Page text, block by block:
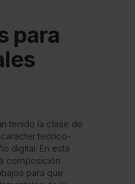
para
tenido la clase de
carácter teórico-
digital. En esta
composición
para que